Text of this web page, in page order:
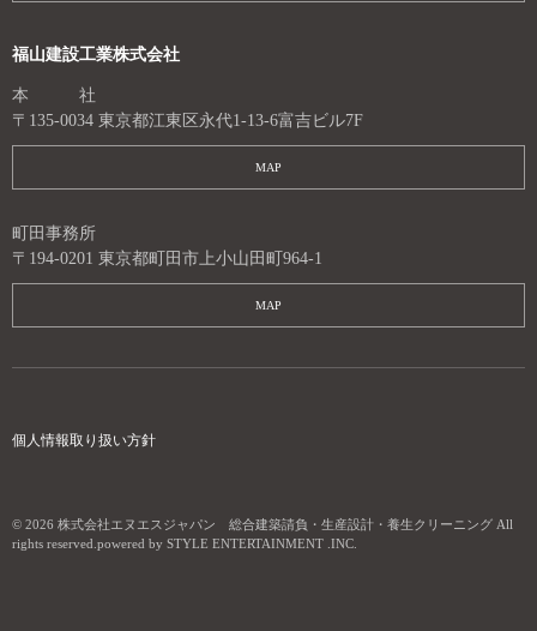
福山建設工業株式会社
本 社
〒135-0034 東京都江東区永代1-13-6富吉ビル7F
MAP
町田事務所
〒194-0201 東京都町田市上小山田町964-1
MAP
個人情報取り扱い方針
© 2026 株式会社エヌエスジャパン 総合建築請負・生産設計・養生クリーニング All
rights reserved.powered by STYLE ENTERTAINMENT .INC